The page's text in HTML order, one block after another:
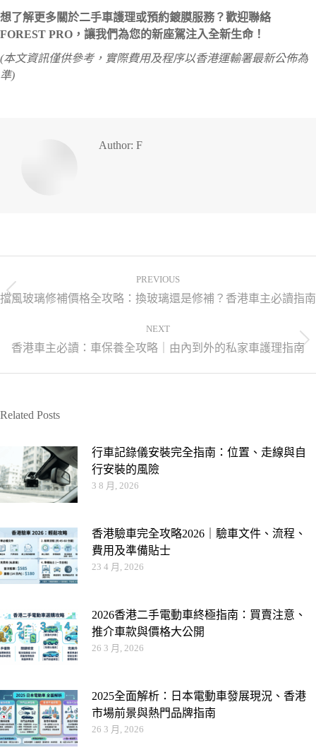
想了解更多關於二手車護理或預約鍍膜服務？歡迎聯絡
FOREST PRO，讓我們為您的新座駕注入全新生命！
(本文資訊僅供參考，實際費用及程序以香港運輸署最新公佈為
準)
Author: F
PREVIOUS
擋風玻璃修補價格全攻略：換玻璃還是修補？香港車主必讀指南
NEXT
香港車主必讀：車保養全攻略｜由內到外的私家車護理指南
Related Posts
行車記錄儀安裝完全指南：位置、走線與自
行安裝的風險
3 8 月, 2026
香港驗車完全攻略2026｜驗車文件、流程、
費用及準備貼士
23 4 月, 2026
2026香港二手電動車終極指南：買賣注意、
推介車款與價格大公開
26 3 月, 2026
2025全面解析：日本電動車發展現況、香港
市場前景與熱門品牌指南
26 3 月, 2026